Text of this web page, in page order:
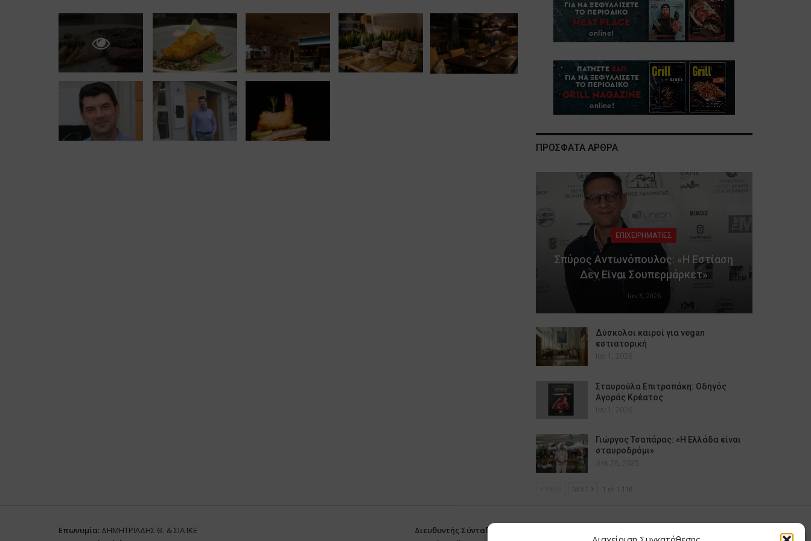
ΠΡΟΣΦΑΤΑ ΑΡΘΡΑ
ΕΠΙΧΕΙΡΗΜΑΤΙΕΣ
Σπύρος Αντωνόπουλος: «Η Εστίαση
Δεν Είναι Σουπερμάρκετ»
Ιαν 3, 2026
Δύσκολοι καιροί για vegan
εστιατορική
Ιαν 1, 2026
Σταυρούλα Επιτροπάκη: Οδηγός
Αγοράς Κρέατος
Ιαν 1, 2026
Γιώργος Τσαπάρας: «Η Ελλάδα είναι
σταυροδρόμι»
Δεκ 28, 2025
NEXT 1 of 1.118
Επωνυμία: ΔΗΜΗΤΡΙΑΔΗΣ Θ. & ΣΙΑ ΙΚΕ
Διευθυντής Σύνταξης: